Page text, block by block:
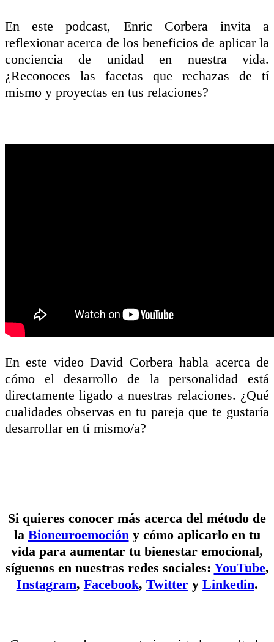
En este podcast, Enric Corbera invita a
reflexionar acerca de los beneficios de aplicar la
conciencia de unidad en nuestra vida.
¿Reconoces las facetas que rechazas de tí
mismo y proyectas en tus relaciones?
En este video David Corbera habla acerca de
cómo el desarrollo de la personalidad está
directamente ligado a nuestras relaciones. ¿Qué
cualidades observas en tu pareja que te gustaría
desarrollar en ti mismo/a?
Si quieres conocer más acerca del método de
la Bioneuroemoción y cómo aplicarlo en tu
vida para aumentar tu bienestar emocional,
síguenos en nuestras redes sociales: YouTube,
Instagram, Facebook, Twittery Linkedin.